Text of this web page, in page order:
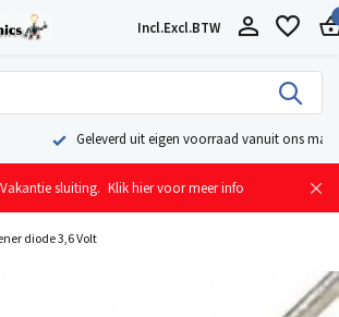
Incl.Excl.BTW
voorraad vanuit ons magazijn in Nederland
sluiting. Klik hier voor meer info
diode 3,6 Volt